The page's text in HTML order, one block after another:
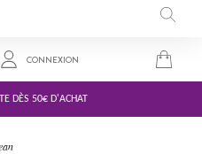
DÈS 50€ D'ACHAT
CONNEXION
45,00 €